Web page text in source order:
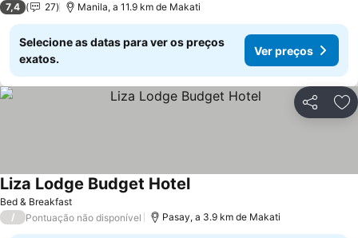
7,4 27 Manila, a 11.9 km de Makati
Selecione as datas para ver os preços
exatos.
Ver preços
Partilhar
Bed & Breakfast
Liza Lodge Budget Hotel
/ Pontuação não disponível Pasay, a 3.9 km de Makati